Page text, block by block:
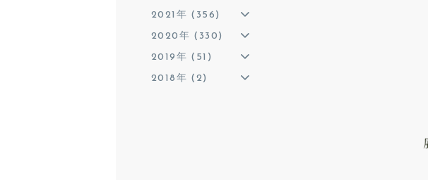
2021年 (356)
2020年 (330)
2019年 (51)
2018年 (2)